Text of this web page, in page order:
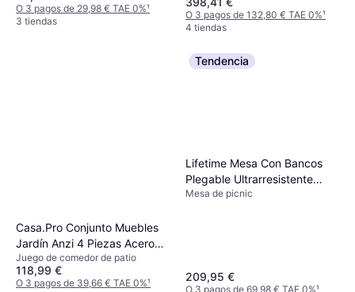
O 3 pagos de 29,98 € TAE 0%¹
3 tiendas
O 3 pagos de 132,80 € TAE 0%¹
4 tiendas
Casa.Pro Conjunto Muebles
Jardín Anzi 4 Piezas Acero
Vidrio Gris Juego de comedor
de patio
Juego de comedor de patio
118,99 €
O 3 pagos de 39,66 € TAE 0%¹
Tendencia
Lifetime Mesa Con Bancos
Plegable Ultrarresistente
Marrón Uv100
Mesa de picnic
209,95 €
O 3 pagos de 69,98 € TAE 0%¹